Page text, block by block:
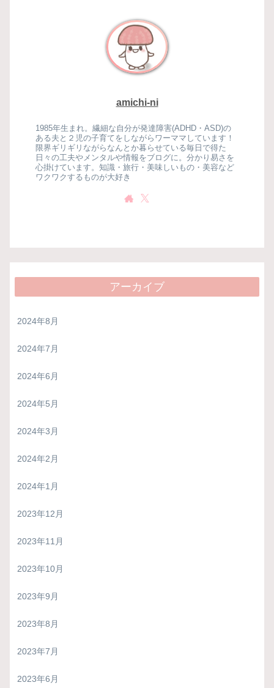
amichi-ni
1985年生まれ。繊細な自分が発達障害(ADHD・ASD)の
ある夫と２児の子育てをしながらワーママしています！
限界ギリギリながらなんとか暮らせている毎日で得た
日々の工夫やメンタルや情報をブログに。分かり易さを
心掛けています。知識・旅行・美味しいもの・美容など
ワクワクするものが大好き
アーカイブ
2024年8月
2024年7月
2024年6月
2024年5月
2024年3月
2024年2月
2024年1月
2023年12月
2023年11月
2023年10月
2023年9月
2023年8月
2023年7月
2023年6月